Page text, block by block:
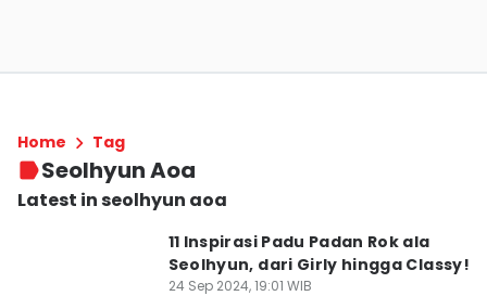
Home Tag
Seolhyun Aoa
Latest in seolhyun aoa
11 Inspirasi Padu Padan Rok ala
Seolhyun, dari Girly hingga Classy!
24 Sep 2024, 19:01 WIB